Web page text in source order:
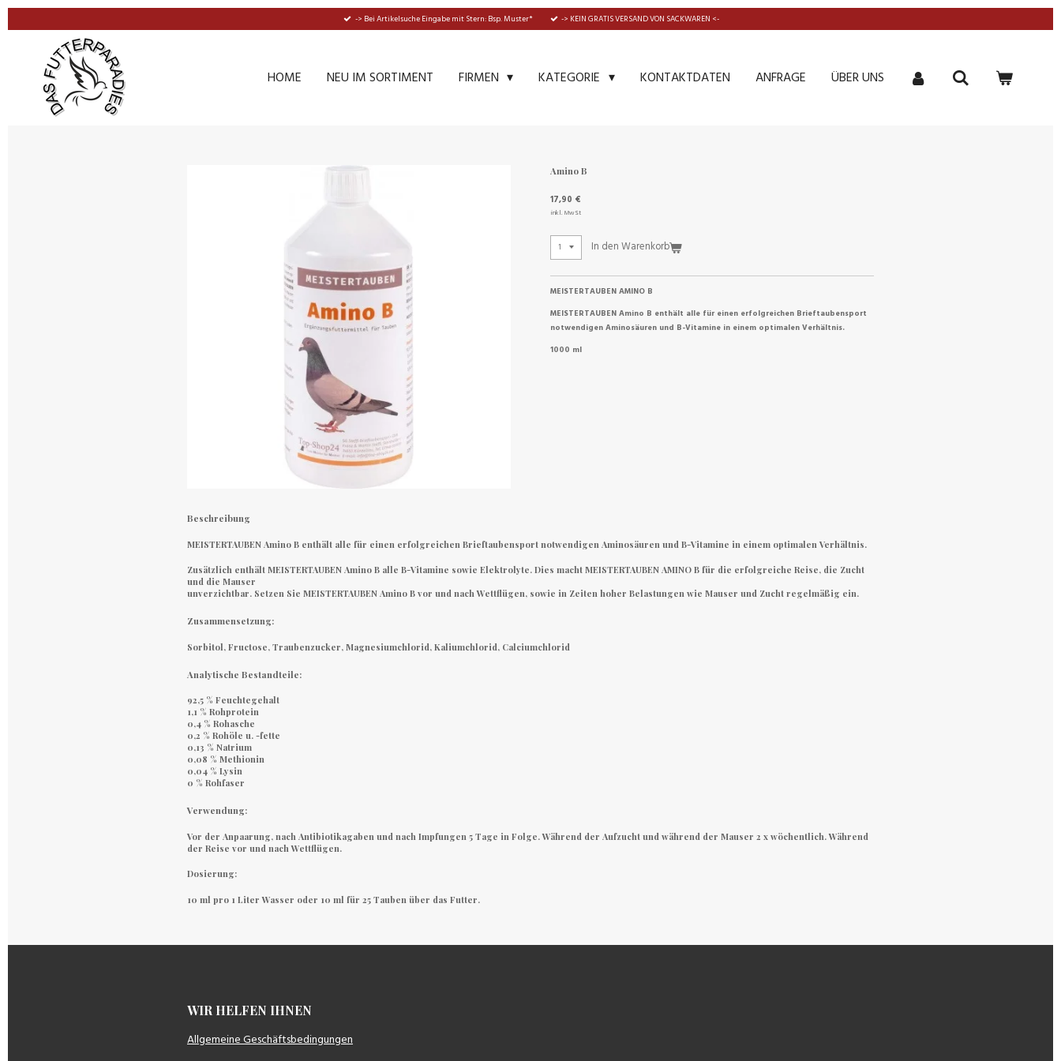
-> Bei Artikelsuche Eingabe mit Stern: Bsp. Muster* -> KEIN GRATIS VERSAND VON SACKWAREN <-
HOME NEU IM SORTIMENT FIRMEN KATEGORIE KONTAKTDATEN ANFRAGE ÜBER UNS
Amino B
17,90 €
inkl. MwSt
In den Warenkorb
MEISTERTAUBEN AMINO B
MEISTERTAUBEN Amino B enthält alle für einen erfolgreichen Brieftaubensport
notwendigen Aminosäuren und B-Vitamine in einem optimalen Verhältnis.
1000 ml
Beschreibung
MEISTERTAUBEN Amino B enthält alle für einen erfolgreichen Brieftaubensport notwendigen Aminosäuren und B-Vitamine in einem optimalen Verhältnis.
Zusätzlich enthält MEISTERTAUBEN Amino B alle B-Vitamine sowie Elektrolyte. Dies macht MEISTERTAUBEN AMINO B für die erfolgreiche Reise, die Zucht
und die Mauser
unverzichtbar. Setzen Sie MEISTERTAUBEN Amino B vor und nach Wettflügen, sowie in Zeiten hoher Belastungen wie Mauser und Zucht regelmäßig ein.
Zusammensetzung:
Sorbitol, Fructose, Traubenzucker, Magnesiumchlorid, Kaliumchlorid, Calciumchlorid
Analytische Bestandteile:
92,5 % Feuchtegehalt
1,1 % Rohprotein
0,4 % Rohasche
0,2 % Rohöle u. -fette
0,13 % Natrium
0,08 % Methionin
0,04 % Lysin
0 % Rohfaser
Verwendung:
Vor der Anpaarung, nach Antibiotikagaben und nach Impfungen 5 Tage in Folge. Während der Aufzucht und während der Mauser 2 x wöchentlich. Während
der Reise vor und nach Wettflügen.
Dosierung:
10 ml pro 1 Liter Wasser oder 10 ml für 25 Tauben über das Futter.
WIR HELFEN IHNEN
Allgemeine Geschäftsbedingungen